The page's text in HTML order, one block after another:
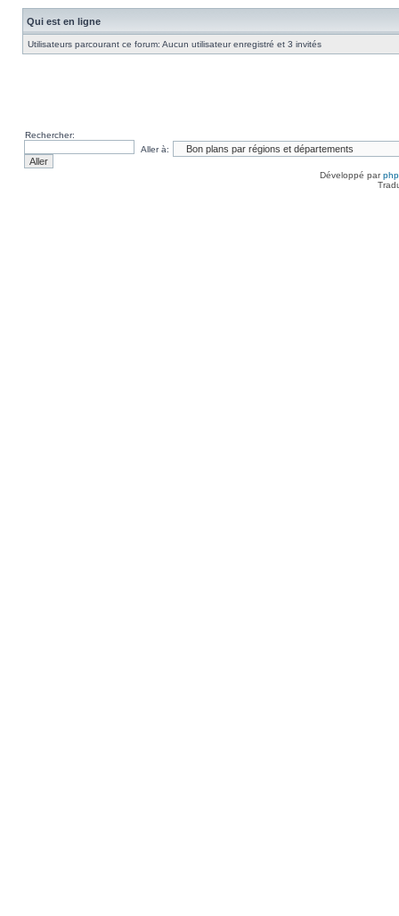
Qui est en ligne
Utilisateurs parcourant ce forum: Aucun utilisateur enregistré et 3 invités
Rechercher:
Aller à:
Développé par